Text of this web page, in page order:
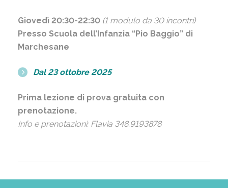
Giovedì 20:30-22:30 (1 modulo da 30 incontri)
Presso Scuola dell’Infanzia “Pio Baggio” di
Marchesane
Dal 23 ottobre 2025
Prima lezione di prova gratuita con
prenotazione.
Info e prenotazioni: Flavia 348.9193878